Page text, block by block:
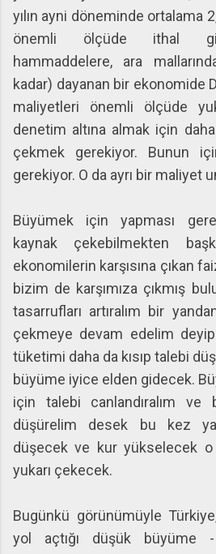
yılın ayni döneminde ortalama
önemli ölçüde ithal
hammaddelere, ara
kadar) dayanan bir ekonomide
maliyetleri önemli ölçüde
denetim altına almak için
çekmek gerekiyor. Bunun
gerekiyor. O da ayrı bir maliyet
Büyümek için yapması
kaynak çekebilmekten
ekonomilerin karşısına çıkan
bizim de karşımıza çıkmış
tasarrufları artıralım bir
çekmeye devam edelim
tüketimi daha da kısıp talebi
büyüme iyice elden gidecek.
için talebi canlandıralım
düşürelim desek bu kez
düşecek ve kur yükselecek
yukarı çekecek.
Bugünkü görünümüyle
yol açtığı düşük büyüme